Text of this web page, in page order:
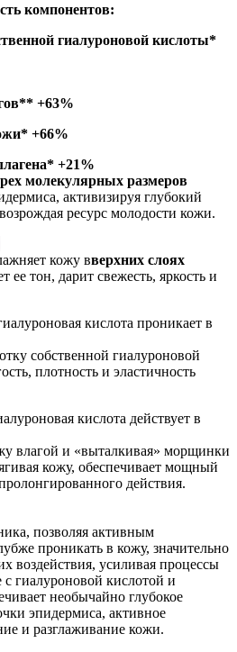
компонентов:
гиалуроновой кислоты*
+63%
+66%
+21%
молекулярных размеров
активизируя глубокий
ресурс молодости кожи.
кожу вверхних слоях
ее тон, дарит свежесть, яркость и
кислота проникает в
собственной гиалуроновой
плотность и эластичность
кислота действует в
влагой и «выталкивая» морщинки
кожу, обеспечивает мощный
действия.
позволяя активным
проникать в кожу, значительно
воздействия, усиливая процессы
гиалуроновой кислотой и
необычайно глубокое
эпидермиса, активное
и разглаживание кожи.